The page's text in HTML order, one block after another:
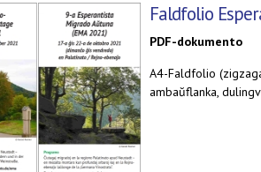
Faldfolio
PDF-dokumento
A4-Faldfolio
ambaŭflanka,